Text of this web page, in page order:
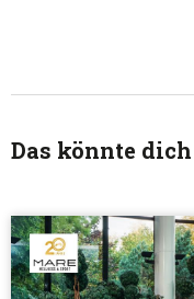
Das könnte